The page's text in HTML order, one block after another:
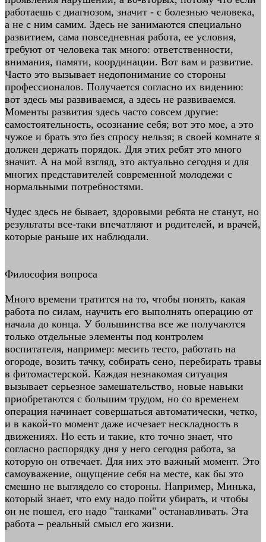
работаешь с диагнозом, значит - с болезнью человека,
а не с ним самим. Здесь не занимаются специально
развитием, сама повседневная работа, ее условия,
требуют от человека так много: ответственности,
внимания, памяти, координации. Вот вам и развитие.
Часто это вызывает недопонимание со стороны
профессионалов. Получается согласно их видению:
вот здесь мы развиваемся, а здесь не развиваемся.
Моменты развития здесь часто совсем другие:
самостоятельность, осознание себя; вот это мое, а это
чужое и брать это без спросу нельзя; в своей комнате я
должен держать порядок. Для этих ребят это много
значит. А на мой взгляд, это актуально сегодня и для
многих представителей современной молодежи с
нормальными потребностями.
Чудес здесь не бывает, здоровыми ребята не станут, но
результаты все-таки впечатляют и родителей, и врачей,
которые раньше их наблюдали.
Философия вопроса
Много времени тратится на то, чтобы понять, какая
работа по силам, научить его выполнять операцию от
начала до конца. У большинства все же получаются
только отдельные элементы под контролем
воспитателя, например: месить тесто, работать на
огороде, возить тачку, собирать сено, перебирать травы
в фитомастерской. Каждая незнакомая ситуация
вызывает серьезное замешательство, новые навыки
приобретаются с большим трудом, но со временем
операция начинает совершаться автоматически, четко,
и в какой-то момент даже исчезает нескладность в
движениях. Но есть и такие, кто точно знает, что
согласно распорядку дня у него сегодня работа, за
которую он отвечает. Для них это важный момент. Это
самоуважение, ощущение себя на месте, как бы это
смешно не выглядело со стороны. Например, Минька,
который знает, что ему надо пойти убирать, и чтобы
он не пошел, его надо "танками" останавливать. Эта
работа – реальный смысл его жизни.